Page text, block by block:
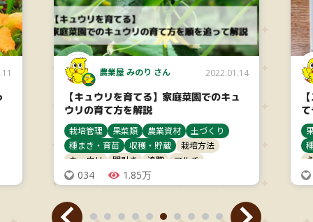
農業屋 みのり さん 2022.01.14
【キュウリを育てる】家庭菜園でのキュ
ウリの育て方を解説
栽培管理 果菜類 農業資材
土づくり
種まき・育苗
収穫・貯蔵
栽培方法
キュウリ
間引き 追肥 マルチ
034 1.85万